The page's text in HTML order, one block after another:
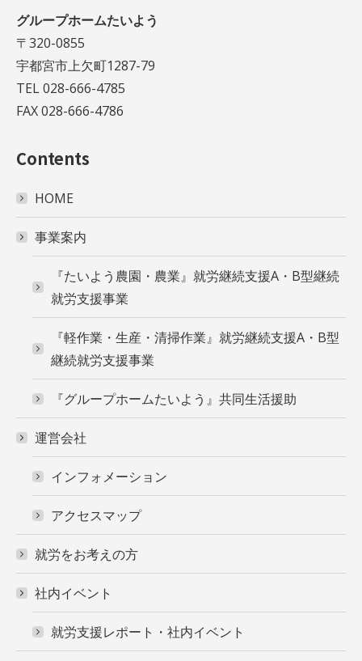
グループホームたいよう
〒320-0855
宇都宮市上欠町1287-79
TEL 028-666-4785
FAX 028-666-4786
Contents
HOME
事業案内
『たいよう農園・農業』就労継続支援A・B型継続
就労支援事業
『軽作業・生産・清掃作業』就労継続支援A・B型
継続就労支援事業
『グループホームたいよう』共同生活援助
運営会社
インフォメーション
アクセスマップ
就労をお考えの方
社内イベント
就労支援レポート・社内イベント